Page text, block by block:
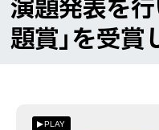
題賞」を受賞
PLAY